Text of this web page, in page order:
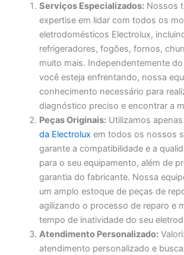
Serviços Especializados: Nossos
expertise em lidar com todos os
eletrodomésticos Electrolux,
refrigeradores, fogões, fornos,
muito mais. Independentemente
você esteja enfrentando, nossa
conhecimento necessário para
diagnóstico preciso e encontrar a
Peças Originais: Utilizamos apenas
da Electrolux em todos os nossos
garante a compatibilidade e a
para o seu equipamento, além de
garantia do fabricante. Nossa
um amplo estoque de peças de
agilizando o processo de reparo e
tempo de inatividade do seu
Atendimento Personalizado:
atendimento personalizado e